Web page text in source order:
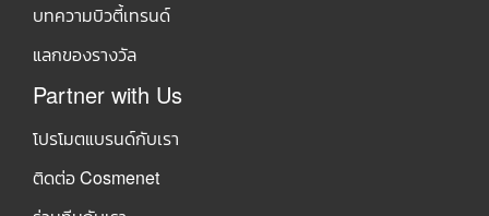
บทความบิวตี้เทรนด์
แลกของรางวัล
Partner with Us
โปรโมตแบรนด์กับเรา
ติดต่อ Cosmenet